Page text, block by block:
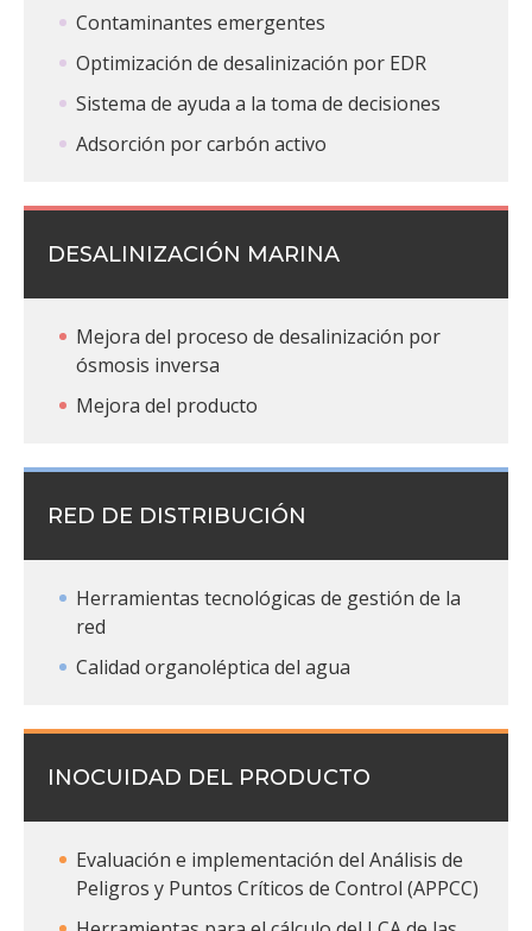
Contaminantes emergentes
Optimización de desalinización por EDR
Sistema de ayuda a la toma de decisiones
Adsorción por carbón activo
DESALINIZACIÓN MARINA
Mejora del proceso de desalinización por
ósmosis inversa
Mejora del producto
RED DE DISTRIBUCIÓN
Herramientas tecnológicas de gestión de la
red
Calidad organoléptica del agua
INOCUIDAD DEL PRODUCTO
Evaluación e implementación del Análisis de
Peligros y Puntos Críticos de Control (APPCC)